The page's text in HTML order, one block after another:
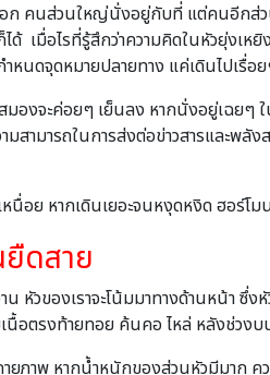
ก คนส่วนใหญ่นั่งอยู่กับที่ แต่คนอีกส่วน
เมื่อไรที่รู้สึกว่าความคิดในหัวยุ่งเห
ำหนดจุดหมายปลายทาง แค่เดินไปเรื่
มองจะค่อยๆ เย็นลง หากนั่งอยู่เฉยๆ
สามารถในการส่งต่อข่าวสารและพลัง
นื่อย หากเดินเยอะจนหงุดหงิด ฮอร์โ
ดสาย
น หัวของเราจะโน้มมาทางด้านหน้า
เนื้อตรงท้ายทอย ค้นคอ ไหล่ หลังช่วงบ
ยภาพ หากน้ำหนักของส่วนหัวมีมาก ค